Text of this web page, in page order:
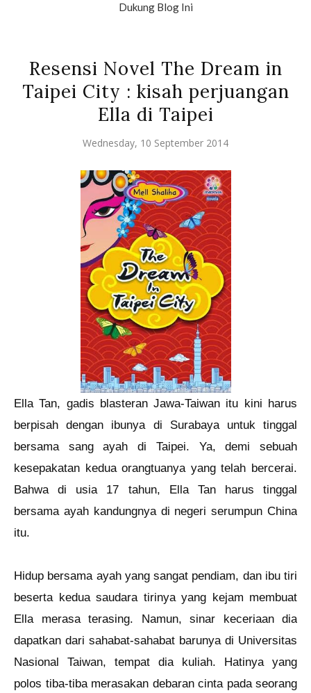
Dukung Blog Ini
Resensi Novel The Dream in
Taipei City : kisah perjuangan
Ella di Taipei
Wednesday, 10 September 2014
Ella Tan, gadis blasteran Jawa-Taiwan itu kini harus
berpisah dengan ibunya di Surabaya untuk tinggal
bersama sang ayah di Taipei. Ya, demi sebuah
kesepakatan kedua orangtuanya yang telah bercerai.
Bahwa di usia 17 tahun, Ella Tan harus tinggal
bersama ayah kandungnya di negeri serumpun China
itu.
Hidup bersama ayah yang sangat pendiam, dan ibu tiri
beserta kedua saudara tirinya yang kejam membuat
Ella merasa terasing. Namun, sinar keceriaan dia
dapatkan dari sahabat-sahabat barunya di Universitas
Nasional Taiwan, tempat dia kuliah. Hatinya yang
polos tiba-tiba merasakan debaran cinta pada seorang